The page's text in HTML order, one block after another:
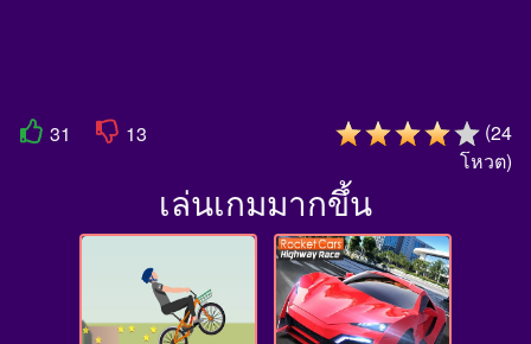
31 13 (24
โหวต)
เล่นเกมมากขึ้น